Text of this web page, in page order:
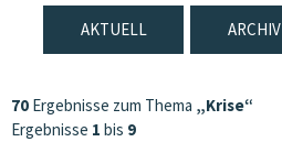
AKTUELL ARCHIV
70 Ergebnisse zum Thema „Krise“
Ergebnisse 1 bis 9